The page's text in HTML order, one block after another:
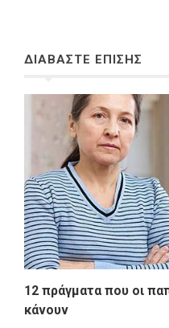
ΔΙΑΒΑΣΤΕ ΕΠΙΣΗΣ
12 πράγματα που οι
κάνουν